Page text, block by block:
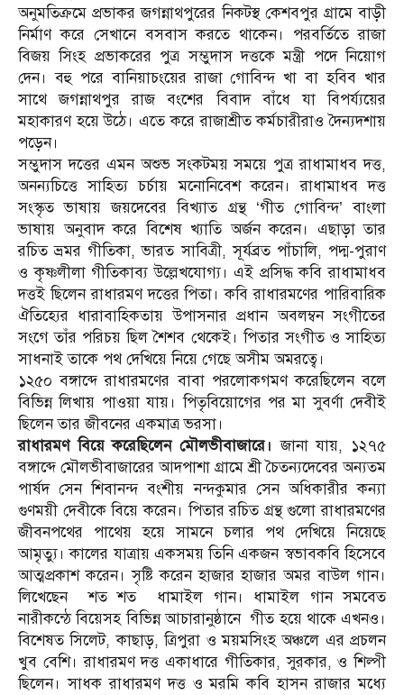
অনুমতিক্রমে প্রভাকর জগন্নাথপুরের নিকটস্থ কেশবপুর গ্রামে বাড়ী
নির্মাণ করে সেখানে বসবাস করতে থাকেন। পরবর্তিতে রাজা
বিজয় সিংহ প্রভাকরের পুত্র সম্ভুদাস দত্তকে মন্ত্রী পদে নিয়োগ
দেন। বহু পরে বানিয়াচংয়ের রাজা গোবিন্দ খা বা হবিব খার
সাথে জগন্নাথপুর রাজ বংশের বিবাদ বাঁধে যা বিপর্য্যয়ের
মহাকারণ হয়ে উঠে। এতে করে রাজাশ্রীত কর্মচারীরাও দৈন্যদশায়
পড়েন।
সম্ভুদাস দত্তের এমন অশুভ সংকটময় সময়ে পুত্র রাধামাধব দত্ত,
অনন্যচিত্তে সাহিত্য চর্চায় মনোনিবেশ করেন। রাধামাধব দত্ত
সংস্কৃত ভাষায় জয়দেবের বিখ্যাত গ্রন্থ ‘গীত গোবিন্দ’ বাংলা
ভাষায় অনুবাদ করে বিশেষ খ্যাতি অর্জন করেন। এছাড়া তার
রচিত ভ্রমর গীতিকা, ভারত সাবিত্রী, সূর্যব্রত পাঁচালি, পদ্ম-পুরাণ
ও কৃষ্ণলীলা গীতিকাব্য উল্লেখযোগ্য। এই প্রসিদ্ধ কবি রাধামাধব
দত্তই ছিলেন রাধারমণ দত্তের পিতা। কবি রাধারমণের পারিবারিক
ঐতিহ্যের ধারাবাহিকতায় উপাসনার প্রধান অবলম্বন সংগীতের
সংগে তাঁর পরিচয় ছিল শৈশব থেকেই। পিতার সংগীত ও সাহিত্য
সাধনাই তাকে পথ দেখিয়ে নিয়ে গেছে অসীম অমরত্বে।
১২৫০ বঙ্গাব্দে রাধারমণের বাবা পরলোকগমণ করেছিলেন বলে
বিভিন্ন লিখায় পাওয়া যায়। পিতৃবিয়োগের পর মা সুবর্ণা দেবীই
ছিলেন তার জীবনের একমাত্র ভরসা।
রাধারমণ বিয়ে করেছিলেন মৌলভীবাজারে। জানা যায়, ১২৭৫
বঙ্গাব্দে মৌলভীবাজারের আদপাশা গ্রামে শ্রী চৈতন্যদেবের অন্যতম
পার্ষদ সেন শিবানন্দ বংশীয় নন্দকুমার সেন অধিকারীর কন্যা
গুণময়ী দেবীকে বিয়ে করেন। পিতার রচিত গ্রন্থ গুলো রাধারমণের
জীবনপথের পাথেয় হয়ে সামনে চলার পথ দেখিয়ে নিয়েছে
আমৃত্যু। কালের যাত্রায় একসময় তিনি একজন স্বভাবকবি হিসেবে
আত্মপ্রকাশ করেন। সৃষ্টি করেন হাজার হাজার অমর বাউল গান।
লিখেছেন শত শত ধামাইল গান। ধামাইল গান সমবেত
নারীকন্ঠে বিয়েসহ বিভিন্ন আচারানুষ্ঠানে গীত হয়ে থাকে এখনও।
বিশেষত সিলেট, কাছাড়, ত্রিপুরা ও ময়মসিংহ অঞ্চলে এর প্রচলন
খুব বেশি। রাধারমণ দত্ত একাধারে গীতিকার, সুরকার, ও শিল্পী
ছিলেন। সাধক রাধারমণ দত্ত ও মরমি কবি হাসন রাজার মধ্যে